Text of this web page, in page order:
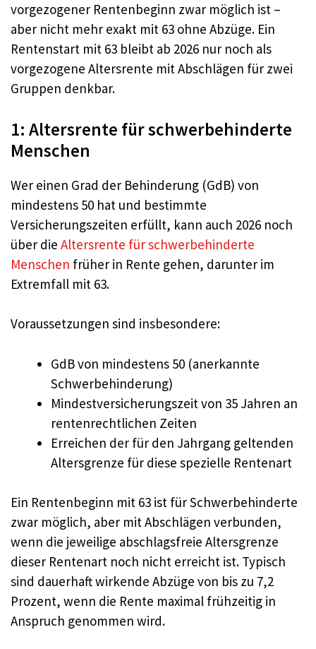
vorgezogener Rentenbeginn zwar möglich ist –
aber nicht mehr exakt mit 63 ohne Abzüge. Ein
Rentenstart mit 63 bleibt ab 2026 nur noch als
vorgezogene Altersrente mit Abschlägen für zwei
Gruppen denkbar.
1: Altersrente für schwerbehinderte
Menschen
Wer einen Grad der Behinderung (GdB) von
mindestens 50 hat und bestimmte
Versicherungszeiten erfüllt, kann auch 2026 noch
über die Altersrente für schwerbehinderte
Menschen früher in Rente gehen, darunter im
Extremfall mit 63.
Voraussetzungen sind insbesondere:
GdB von mindestens 50 (anerkannte
Schwerbehinderung)
Mindestversicherungszeit von 35 Jahren an
rentenrechtlichen Zeiten
Erreichen der für den Jahrgang geltenden
Altersgrenze für diese spezielle Rentenart
Ein Rentenbeginn mit 63 ist für Schwerbehinderte
zwar möglich, aber mit Abschlägen verbunden,
wenn die jeweilige abschlagsfreie Altersgrenze
dieser Rentenart noch nicht erreicht ist. Typisch
sind dauerhaft wirkende Abzüge von bis zu 7,2
Prozent, wenn die Rente maximal frühzeitig in
Anspruch genommen wird.